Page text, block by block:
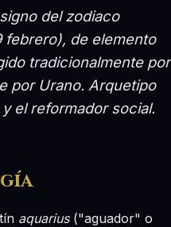
del zodiaco
febrero), de elemento
tradicionalmente por
por Urano. Arquetipo
el reformador social.
aquarius("aguador" o